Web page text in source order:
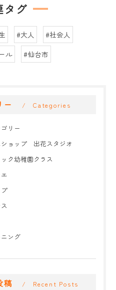
タグ
#大人
#社会人
ル
#仙台市
ー Categories
リー
ショップ 出花スタジオ
ク幼稚園クラス
ング
稿 Recent Posts